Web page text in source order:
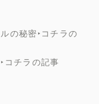
の秘密‣ コチラの
コチラの記事